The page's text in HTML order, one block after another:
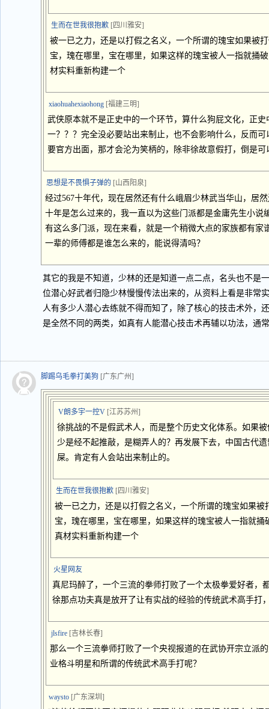
生而在世我很抱歉 [四川雅安]
被一已之力，还是以打假之名义，一个所谓的瑰宝如果被
宝，瑰在哪里，宝在哪里，如果这样的瑰宝被人一指就捅
材实料重新构建一个
xiaohuahexiaohong [福建三明]
武侠原本就不是正史中的一个环节，算什么狗屁文化，正
一？？？完全没必要站出来制止，也不会影响什么，反而
要官方出面，那才会沦为笑柄的，除非徐故意假打，倒是可
思想是不畏惧子弹的 [山西阳泉]
经过567十年代，现在居然还有什么峨眉少林武当华山，居
十年是怎么过来的，我一直以为这些门派都是金庸先生小说
有这么多门派，现在来看，就是一个稍微大点的家族都有家
一辈的师傅都是谁怎么来的，能说得清吗？
其它的我是不知道，少林的还是知道一点二点，名头也不是
位潜心好武者归隐少林慢慢传法出来的，从资料上看是非常
人有多少人潜心去练就不得而知了，除了核心的技击术外，
是全然不同的两类，如真有人能潜心技击术再辅以功法，通
脚踢乌毛拳打美狗 [广东广州]
V朗多宇一控V [江苏苏州]
徐挑战的不是假武术人，而是整个历史文化体系。如果
少是经不起推敲，是糊弄人的？再发展下去，中国古代
屎。肯定有人会站出来制止的。
生而在世我很抱歉 [四川雅安]
被一已之力，还是以打假之名义，一个所谓的瑰宝如果
宝，瑰在哪里，宝在哪里，如果这样的瑰宝被人一指就
真材实料重新构建一个
火星网友
真尼玛醉了，一个三流的拳师打败了一个太极拳爱好者，
徐那点功夫真是放开了让有实战的经验的传统武术高手打
jlsfire [吉林长春]
那么一个三流拳师打败了一个央视报道的在武协开宗立派
业格斗明星和所谓的传统武术高手打呢？
waysto [广东深圳]